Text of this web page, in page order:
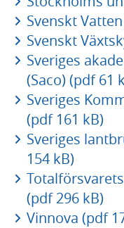
Svenskt
Svenskt
Sveriges
(Saco) (pdf 61
Sveriges
(pdf 161 kB)
Sveriges
154 kB)
(pdf 296 kB)
Vinnova (pdf